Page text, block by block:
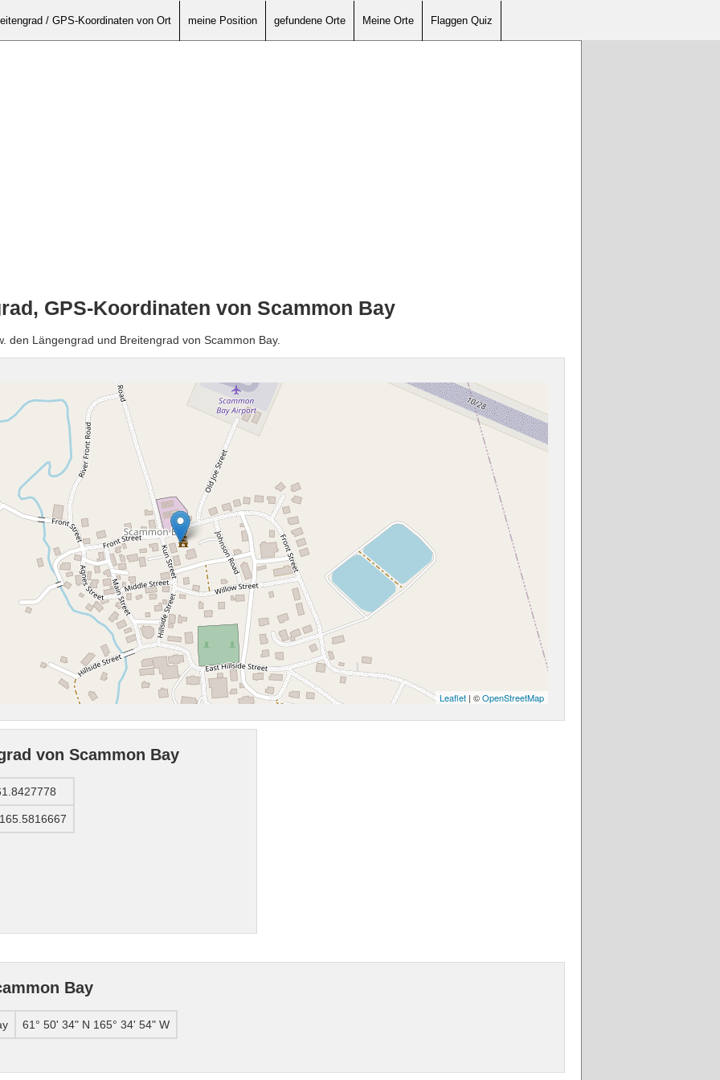
/ GPS-Koordinaten von Ort meine Position gefundene Orte Meine Orte Flaggen Quiz
GPS-Koordinaten von Scammon Bay
den Längengrad und Breitengrad von Scammon Bay.
Leaflet | ©OpenStreetMap
von Scammon Bay
Bay
61° 50' 34" N 165° 34' 54" W